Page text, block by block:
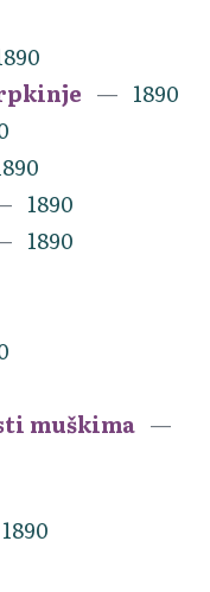
1890
1890
1890
muškima
1890